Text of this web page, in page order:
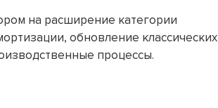
на расширение категории
обновление классических
процессы.